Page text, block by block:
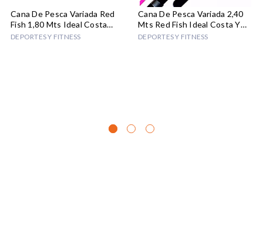
Cana De Pesca Variada Red
Fish 1,80 Mts Ideal Costa
Rambla
DEPORTES Y FITNESS
Cana De Pesca Variada 2,40
Mts Red Fish Ideal Costa Y
Rio
DEPORTES Y FITNESS